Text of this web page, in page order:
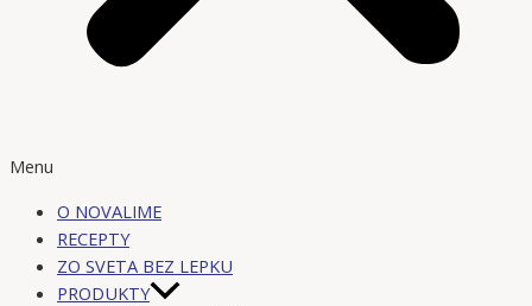
Menu
O NOVALIME
RECEPTY
ZO SVETA BEZ LEPKU
PRODUKTY